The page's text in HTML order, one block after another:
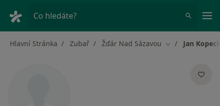
Co hledáte?
Hlavní Stránka Zubař Žďár Nad Sázavou Změna města
Jan